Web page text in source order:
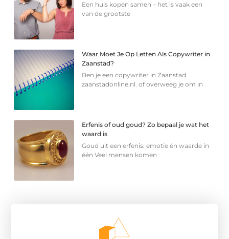
Een huis kopen samen – het is vaak een
van de grootste
Waar Moet Je Op Letten Als Copywriter in
Zaanstad?
Ben je een copywriter in Zaanstad.
zaanstadonline.nl. of overweeg je om in
Erfenis of oud goud? Zo bepaal je wat het
waard is
Goud uit een erfenis: emotie én waarde in
één Veel mensen komen